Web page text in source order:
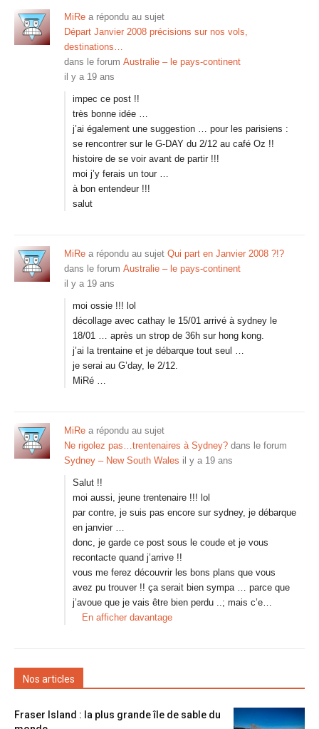
MiRe a répondu au sujet
Départ Janvier 2008 précisions sur nos vols,
destinations…
dans le forum Australie – le pays-continent
il y a 19 ans
impec ce post !!
très bonne idée …
j’ai également une suggestion … pour les parisiens :
se rencontrer sur le G-DAY du 2/12 au café Oz !!
histoire de se voir avant de partir !!!
moi j’y ferais un tour …
à bon entendeur !!!
salut
MiRe a répondu au sujet Qui part en Janvier 2008 ?!?
dans le forum Australie – le pays-continent
il y a 19 ans
moi ossie !!! lol
décollage avec cathay le 15/01 arrivé à sydney le
18/01 … après un strop de 36h sur hong kong.
j’ai la trentaine et je débarque tout seul …
je serai au G’day, le 2/12.
MiRé …
MiRe a répondu au sujet
Ne rigolez pas…trentenaires à Sydney? dans le forum
Sydney – New South Wales il y a 19 ans
Salut !!
moi aussi, jeune trentenaire !!! lol
par contre, je suis pas encore sur sydney, je débarque
en janvier …
donc, je garde ce post sous le coude et je vous
recontacte quand j’arrive !!
vous me ferez découvrir les bons plans que vous
avez pu trouver !! ça serait bien sympa … parce que
j’avoue que je vais être bien perdu ..; mais c’e…
En afficher davantage
Nos articles
Fraser Island : la plus grande île de sable du